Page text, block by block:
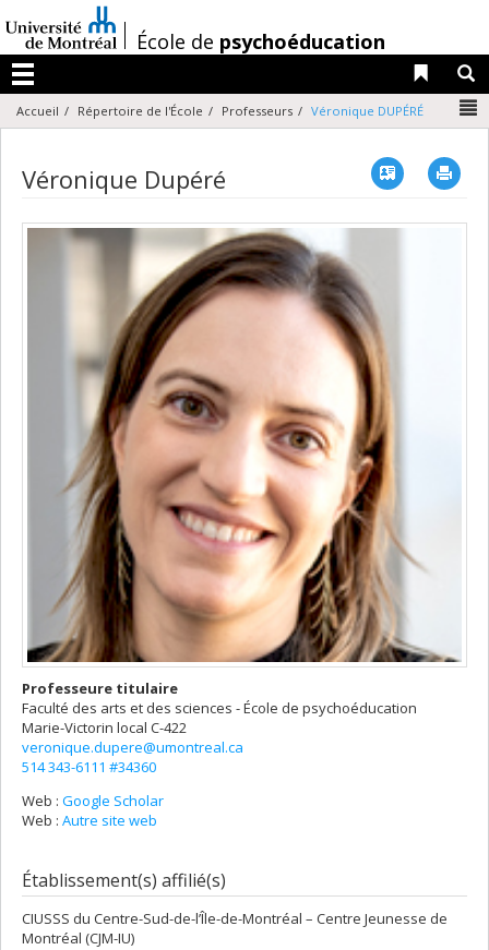
au
contenu
/École de psychoéducation
Menu
Liens
Accueil Répertoire de l'École Professeurs Véronique DUPÉRÉ
Véronique Dupéré Vcard
Professeure titulaire
Faculté des arts et des sciences - École de psychoéducation
Marie-Victorin local C-422
veronique.dupere@umontreal.ca
514 343-6111 #34360
Web : Google Scholar
Web : Autre site web
Établissement(s) affilié(s)
CIUSSS du Centre-Sud-de-l’Île-de-Montréal – Centre Jeunesse de
Montréal (CJM-IU)